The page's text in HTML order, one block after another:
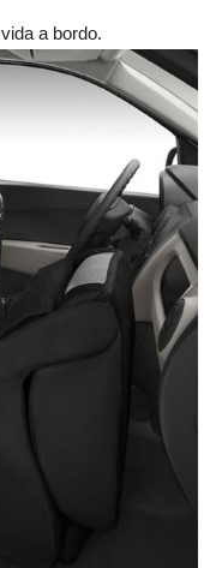
a bordo.